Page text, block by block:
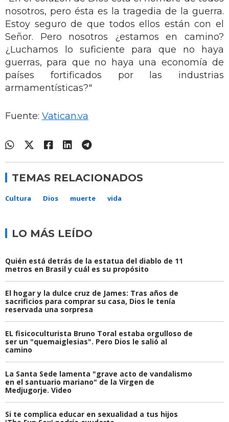
nosotros, pero ésta es la tragedia de la guerra.
Estoy seguro de que todos ellos están con el
Señor. Pero nosotros ¿estamos en camino?
¿Luchamos lo suficiente para que no haya
guerras, para que no haya una economía de
países fortificados por las industrias
armamentísticas?"
Fuente: Vatican.va
TEMAS RELACIONADOS
Cultura Dios muerte vida
LO MÁS LEÍDO
Quién está detrás de la estatua del diablo de 11
metros en Brasil y cuál es su propósito
El hogar y la dulce cruz de James: Tras años de
sacrificios para comprar su casa, Dios le tenía
reservada una sorpresa
EL fisicoculturista Bruno Toral estaba orgulloso de
ser un "quemaiglesias". Pero Dios le salió al
camino
La Santa Sede lamenta "grave acto de vandalismo
en el santuario mariano" de la Virgen de
Medjugorje. Video
Si te complica educar en sexualidad a tus hijos